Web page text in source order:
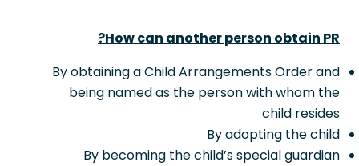
How can another person obtain PR?
By obtaining a Child Arrangements Order and
being named as the person with whom the
child resides
By adopting the child
By becoming the child’s special guardian